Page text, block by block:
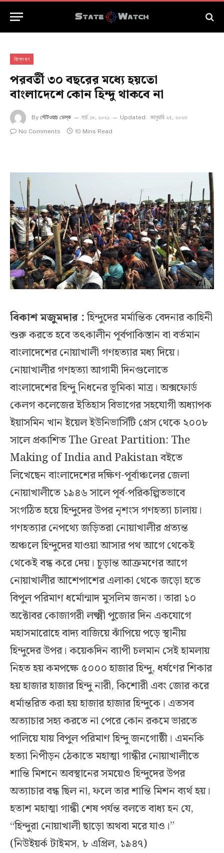
বিশ্লেষণ
পরবর্তী ৩০ বছরের মধ্যে হয়তো
বাংলাদেশে কোন হিন্দু থাকবে না
By স্টেটওয়াচ ডেস্ক মার্চ ১৮, ২০২১ Updated: জানুয়ারি ২৫, ২০২৩
No Comments
10 Mins Read
বিকাশ মজুমদার :হিন্দুদের মর্মান্তিক বেদনার কাহিনী
শুরু করতে হবে তৎকালীন পূর্বপাকিস্তান বা বর্তমান
বাংলাদেশের নোয়াখালী গণহত্যার মধ্য দিয়ে।
নোয়াখালীর গণহত্যা আগামী দিনগুলোতে
বাংলাদেশের হিন্দু নিধনের ভূমিকা মাত্র। অক্সফোর্ড
কেলগ কলেজের ইতিহাস বিভাগের সহযোগী অধ্যাপক
ইয়াসমিন খান ইয়েল ইউনিভার্সিটি প্রেস থেকে ২০০৮
সালে প্রকাশিত The Great Partition: The
Making of India and Pakistan বইতে
লিখেছেন বাংলাদেশের দক্ষিণ-পূর্বাঞ্চলের জেলা
নোয়াখালীতে ১৯৪৬ সালে পূর্ব-পরিকল্পিতভাবে
সংগঠিত হয়ে হিন্দুদের উপর নৃশংস গণহত্যা চালায়।
গণহত্যার নেপথ্যে জড়িতরা নোয়াখালীর প্রত্যন্ত
অঞ্চলে হিন্দুদের যাওয়া আসার পথ আগে থেকেই
থেকেই বন্ধ করে দেয়। চূড়ান্ত আক্রমণের আগে
নোয়াখালীর আশেপাশের এলাকা থেকে জড়ো হতে
বিপুল পরিমাণ ধর্মোন্মাদ মুসলিম জনতা। তারা ১০
অক্টোবর কোজাগরী লক্ষ্মী পুজোর দিন একযোগে
মহাসমারোহে বাদ্য বাজিয়ে ঝাঁপিয়ে পড়ে স্থানীয়
হিন্দুদের উপর। কয়েকদিন ব্যাপী চলমান সেই হামলায়
নিহত হয় কমপক্ষে ৫০০০ হাজার হিন্দু, ধর্ষণের শিকার
হয় হাজার হাজার হিন্দু নারী, কিশোরী এবং জোর করে
ধর্মান্তরিত করা হয় হাজার হাজার হিন্দুকে। এতসব
অত্যাচার সহ্য করতে না পেরে কোন রকমে ভারতে
পালিয়ে যায় বিপুল পরিমাণ হিন্দু জনগোষ্ঠী। এমনকি
হত্যা নিপীড়ন ঠেকাতে মহাত্মা গান্ধীর নোয়াখালীতে
শান্তি মিশনে অবস্থানের সময়েও হিন্দুদের উপর
অত্যাচার বন্ধ ছিল না, ফলে তার শান্তি মিশন ব্যর্থ হয়।
হতাশ মহাত্মা গান্ধী শেষ পর্যন্ত বলতে বাধ্য হন যে,
“হিন্দুরা নোয়াখালী ছাড়ো অথবা মরে যাও।”
(নিউইয়র্ক টাইমস, ৮ এপ্রিল, ১৯৪৭)